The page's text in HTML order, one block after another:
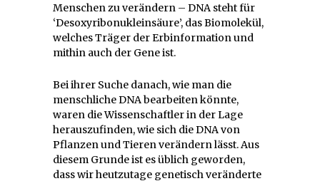
Menschen zu verändern – DNA steht für
‘Desoxyribonukleinsäure’, das Biomolekül,
welches Träger der Erbinformation und
mithin auch der Gene ist.
Bei ihrer Suche danach, wie man die
menschliche DNA bearbeiten könnte,
waren die Wissenschaftler in der Lage
herauszufinden, wie sich die DNA von
Pflanzen und Tieren verändern lässt. Aus
diesem Grunde ist es üblich geworden,
dass wir heutzutage genetisch veränderte